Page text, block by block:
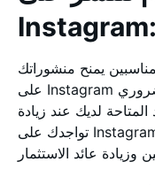
يمنح منشوراتك
على Instagram المزيد من الظهور والمشاركة. من الضروري
لديك عند زيادة
تواجدك على Instagram . لذلك، يمكنك الحصول على المزيد